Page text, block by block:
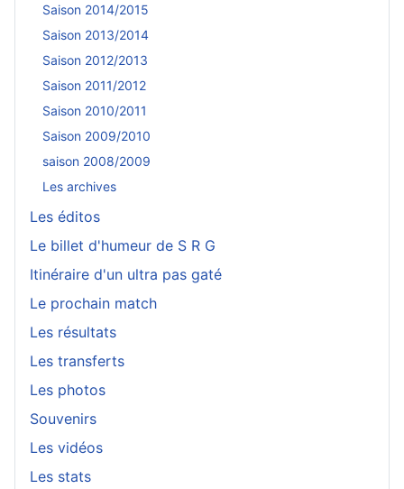
Saison 2014/2015
Saison 2013/2014
Saison 2012/2013
Saison 2011/2012
Saison 2010/2011
Saison 2009/2010
saison 2008/2009
Les archives
Les éditos
Le billet d'humeur de S R G
Itinéraire d'un ultra pas gaté
Le prochain match
Les résultats
Les transferts
Les photos
Souvenirs
Les vidéos
Les stats